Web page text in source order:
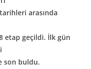
arasında
8 etap geçildi. İlk gün
son buldu.